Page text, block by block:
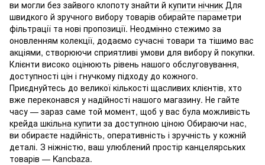
ви могли без зайвого клопоту знайти й купити нічник Для
швидкого й зручного вибору товарів обирайте параметри
фільтрації та нові пропозиції. Неодмінно стежимо за
оновленням колекції, додаємо сучасні товари та тішимо вас
акціями, створюючи сприятливі умови для вибору й покупки.
Клієнти високо оцінюють рівень нашого обслуговування,
доступності цін і гнучкому підходу до кожного.
Приєднуйтесь до великої кількості щасливих клієнтів, хто
вже переконався у надійності нашого магазину. Не гайте
часу — зараз саме той момент, щоб у вас була можливість
крейда шкільна купити за доступною ціною Обираючи нас,
ви обираєте надійність, оперативність і зручність у кожній
деталі. З ніжністю, ваш улюблений простір канцелярських
товарів — Kancbaza.